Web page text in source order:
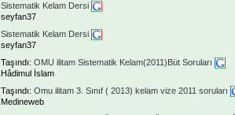
Sistematik Kelam Dersi
seyfan37
Sistematik Kelam Dersi
seyfan37
Taşındı: OMU ilitam Sistematik Kelam(2011)Büt Soruları
Hâdimul İslam
Taşındı: Omu ilitam 3. Sınıf ( 2013) kelam vize 2011 soruları
Medineweb